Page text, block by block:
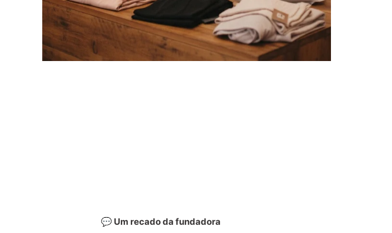
💬 Um recado da fundadora